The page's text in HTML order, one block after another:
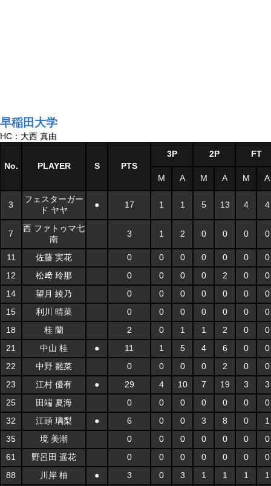
早稲田大学
HC：大西 真由
No. PLAYER S PTS
3P 2P FT
M A M A M A
3
フェスターガー
ド ヤヤ
● 17 1 1 5 13 4 4
7
西 ファトゥマ七
南
3 1 2 0 0 0 0
11 佐藤 実花 0 0 0 0 0 0
0
12
松﨑 玲那 0 0 0 0 2 0
0
14
望月 綾乃 0 0 0 0 0 0
0
15
利川 晴菜 0 0 0 0 0 0
0
18
桂 蘭 2 0 1 1 2 0
0
21
中山 桂 ● 11 1 5 4 6 0
0
22
中野 雛菜 0 0 0 0 2 0
0
23
江村 優有 ● 29 4 10 7 19 3
3
25
田端 夏海 0 0 0 0 0 0
0
32
江頭 璃梨 ● 6 0 0 3 8 0
1
35
境 美潮 0 0 0 0 0 0
0
61
野呂田 遥花 0 0 0 0 0 0
0
88
川岸 柚 ● 3 0 3 1 1 1
1